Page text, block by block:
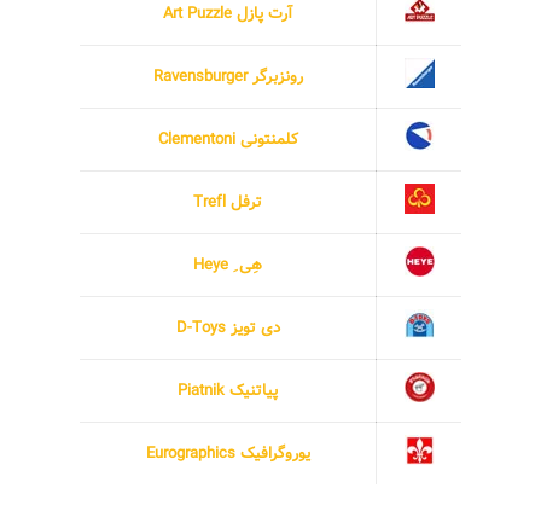
آرت پازل Art Puzzle
رونزبرگر Ravensburger
کلمنتونی Clementoni
ترفل Trefl
هِی ِ Heye
دی تویز D-Toys
پیاتنیک Piatnik
یوروگرافیک Eurographics